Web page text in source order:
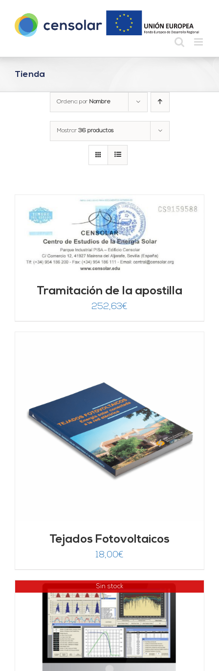
contenido
Tienda
Ordena por Nombre
Mostrar 36 productos
Tramitación de la apostilla
252,63€
Tejados Fotovoltaicos
18,00€
Sin stock